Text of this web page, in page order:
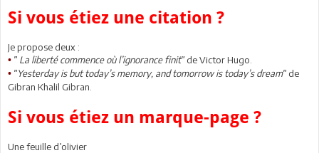
Si vous étiez une citation ?
Je propose deux :
• ʺ La liberté commence où l’ignorance finitʺ de Victor Hugo.
• ʺYesterday is but today’s memory, and tomorrow is today’s dreamʺ de
Gibran Khalil Gibran.
Si vous étiez un marque-page ?
Une feuille d’olivier